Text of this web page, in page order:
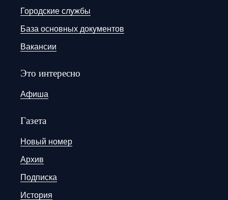
Городские службы
База основных документов
Вакансии
Это интересно
Афиша
Газета
Новый номер
Архив
Подписка
История